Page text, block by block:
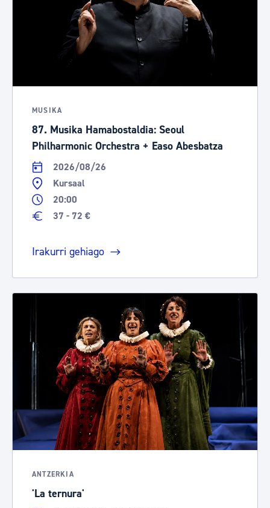
MUSIKA
87. Musika Hamabostaldia: Seoul
Philharmonic Orchestra + Easo Abesbatza
2026/08/26
Kursaal
20:00
37 - 72 €
Irakurri gehiago
ANTZERKIA
'La ternura'